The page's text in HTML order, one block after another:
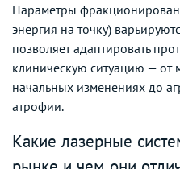
Параметры
энергия на точку)
позволяет адаптировать
клиническую ситуацию — от
начальных изменениях до
атрофии.
Какие лазерные